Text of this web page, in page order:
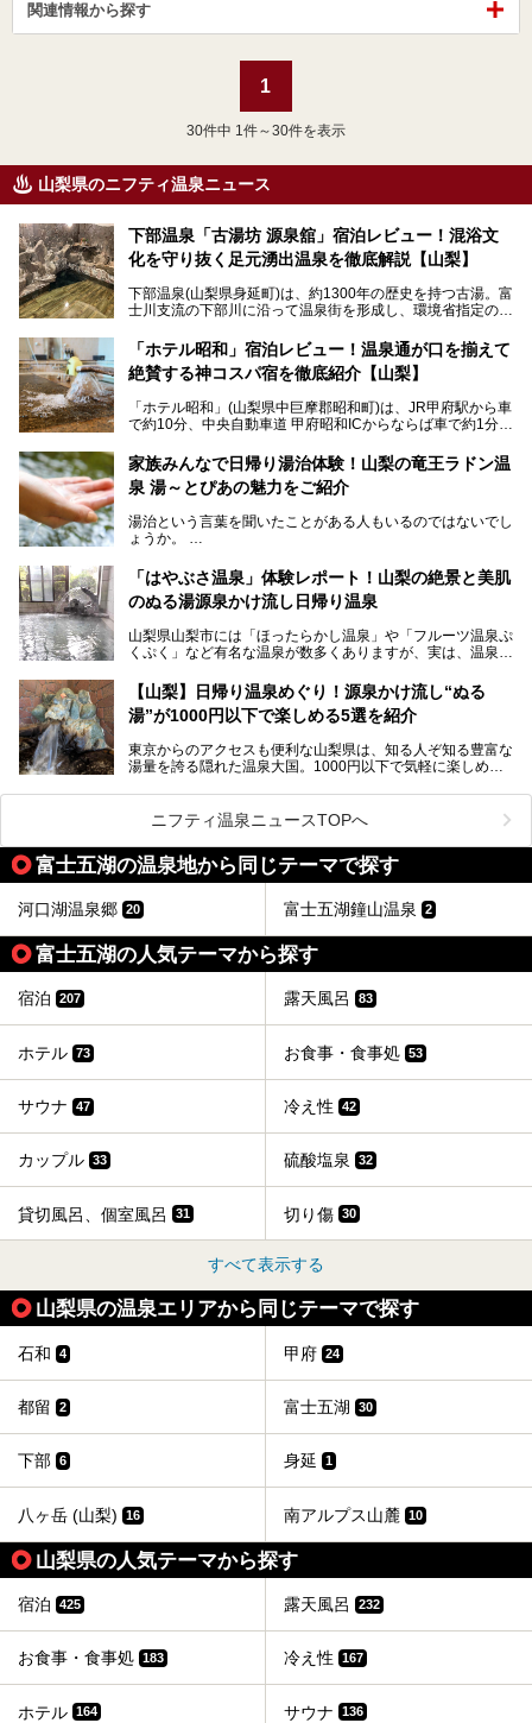
関連情報から探す
1
30件中 1件～30件を表示
山梨県のニフティ温泉ニュース
下部温泉「古湯坊 源泉舘」宿泊レビュー！混浴文
化を守り抜く足元湧出温泉を徹底解説【山梨】
下部温泉(山梨県身延町)は、約1300年の歴史を持つ古湯。富
士川支流の下部川に沿って温泉街を形成し、環境省指定の国
中でも「古湯坊 源泉舘」は、戦国時代に武田信玄公も療養
したと伝えられる名湯の宿。最大の特徴は、令和の現代にお
いても混浴文化が守られ、老若男女の分け隔て一切無く温泉
向にありますが、「古湯坊 源泉舘」では本来あるべき混浴
の姿が保たれている点に注目すべきでしょう。
今回は足元湧出の混浴温泉である「かくし湯大岩風呂」をは
じめ、湯治棟である「別館神泉」を中心に「古湯坊 源泉
舘」の全貌を徹底紹介します。
「ホテル昭和」宿泊レビュー！温泉通が口を揃えて
絶賛する神コスパ宿を徹底紹介【山梨】
「ホテル昭和」(山梨県中巨摩郡昭和町)は、JR甲府駅から車
で約10分、中央自動車道 甲府昭和ICからならば車で約1分の
から、一人泊でも6,000円台から宿泊可能です。
しかし、最大の魅力は“温泉そのもの”でしょう。自家源泉を
統の単純温泉は、入浴すると実にサッパリ爽快。日帰り入浴
不可なこともあり、全国の温泉ファンがこの温泉を求めて
では循環濾過の沸かし湯が一般的ですが、ここは本物の極上
温泉。まさに価格破壊と言えるクオリティです。
室や無料朝食などをご紹介。温泉通が口を揃えて絶賛する神
コスパ宿の全貌を徹底解説します！
家族みんなで日帰り湯治体験！山梨の竜王ラドン温
泉 湯～とぴあの魅力をご紹介
湯治という言葉を聞いたことがある人もいるのではないでし
ょうか。
なかなか体験できない、湯治体験が日帰りでできる温浴施設
が山梨にあります。
ぴあ」の魅力をご紹介します。
提供元：株式会社湯ーとぴあ【PR】
この記事は株式会社湯ーとぴあのPRレポート記事です。
「はやぶさ温泉」体験レポート！山梨の絶景と美肌
のぬる湯源泉かけ流し日帰り温泉
山梨県山梨市には「ほったらかし温泉」や「フルーツ温泉ぷ
くぷく」など有名な温泉が数多くありますが、実は、温泉マ
です。今回紹介する「はやぶさ温泉」も、そのひとつ。温泉
はもちろん、絶景や地元食材を活かしたグルメも堪能できま
す。
します。
【山梨】日帰り温泉めぐり！源泉かけ流し“ぬる
湯”が1000円以下で楽しめる5選を紹介
東京からのアクセスも便利な山梨県は、知る人ぞ知る豊富な
湯量を誇る隠れた温泉大国。1000円以下で気軽に楽しめ
も、これからの季節に嬉しい、じんわりと体の芯まで温ま
る“ぬる湯”が豊富なのも魅力。今回は、湯質も抜群で心ゆく
までリラックスできる山梨のお得な日帰り温泉を、実際体験
した感想と共に紹介します。
※ぬる湯とは35℃～39℃程度の体温に近いぬるめ温泉のこ
とです。
ニフティ温泉ニュースTOPへ
富士五湖の温泉地から同じテーマで探す
河口湖温泉郷 20 富士五湖鐘山温泉 2
富士五湖の人気テーマから探す
宿泊 207 露天風呂 83
ホテル 73 お食事・食事処 53
サウナ 47 冷え性 42
カップル 33 硫酸塩泉 32
貸切風呂、個室風呂 31 切り傷 30
すべて表示する
山梨県の温泉エリアから同じテーマで探す
石和 4 甲府 24
都留 2 富士五湖 30
下部 6 身延 1
八ヶ岳 (山梨) 16 南アルプス山麓 10
山梨県の人気テーマから探す
宿泊 425 露天風呂 232
お食事・食事処 183 冷え性 167
ホテル 164 サウナ 136